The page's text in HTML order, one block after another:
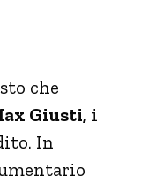
che
Giusti, i
In